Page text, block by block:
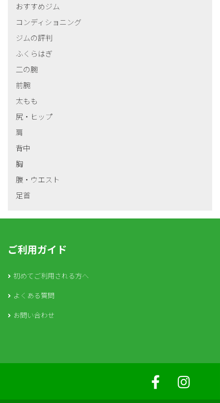
おすすめジム
コンディショニング
ジムの評判
ふくらはぎ
二の腕
前腕
太もも
尻・ヒップ
肩
背中
胸
腹・ウエスト
足首
ご利用ガイド
初めてご利用される方へ
よくある質問
お問い合わせ